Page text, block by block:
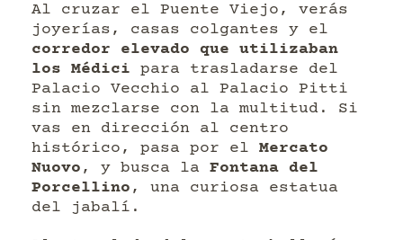
Al cruzar el Puente Viejo, verás
joyerías, casas colgantes y el
corredor elevado que utilizaban
los Médici para trasladarse del
Palacio Vecchio al Palacio Pitti
sin mezclarse con la multitud. Si
vas en dirección al centro
histórico, pasa por el Mercato
Nuovo , y busca la Fontana del
Porcellino , una curiosa estatua
del jabalí.